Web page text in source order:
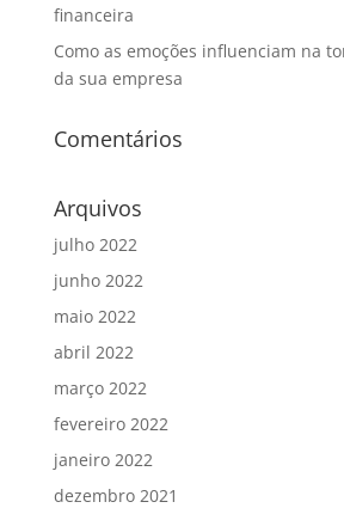
financeira
Como as emoções influenciam na
da sua empresa
Comentários
Arquivos
julho 2022
junho 2022
maio 2022
abril 2022
março 2022
fevereiro 2022
janeiro 2022
dezembro 2021